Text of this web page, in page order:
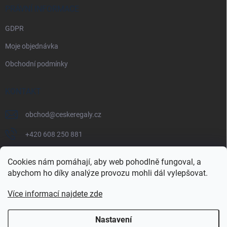
Cookies nám pomáhají, aby web pohodlně fungoval, a
abychom ho díky analýze provozu mohli dál vylepšovat.
Více informací najdete zde
Nastavení
PRÁVNÍ INFORMACE
GDPR
Moje objednávka
Obchodní podmínky
KONTAKT
obchod@ceskeregaly.cz
+420 608 250 881